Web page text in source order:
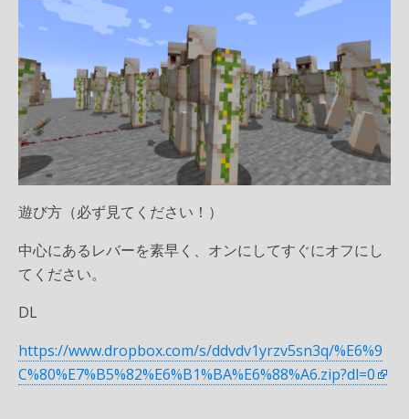
遊び方（必ず見てください！）
中心にあるレバーを素早く、オンにしてすぐにオフにし
てください。
DL
https://www.dropbox.com/s/ddvdv1yrzv5sn3q/%E6%9
C%80%E7%B5%82%E6%B1%BA%E6%88%A6.zip?dl=0